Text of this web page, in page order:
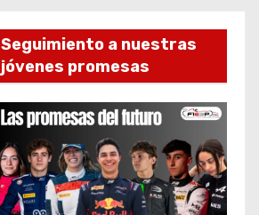
Seguimiento a nuestras
jóvenes promesas